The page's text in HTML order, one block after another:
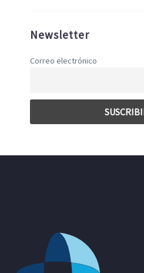
Newsletter
Correo electrónico